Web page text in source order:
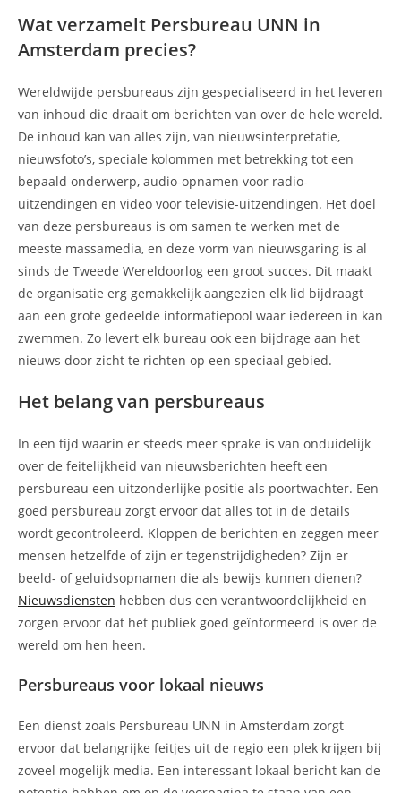
Wat verzamelt Persbureau UNN in
Amsterdam precies?
Wereldwijde persbureaus zijn gespecialiseerd in het leveren
van inhoud die draait om berichten van over de hele wereld.
De inhoud kan van alles zijn, van nieuwsinterpretatie,
nieuwsfoto’s, speciale kolommen met betrekking tot een
bepaald onderwerp, audio-opnamen voor radio-
uitzendingen en video voor televisie-uitzendingen. Het doel
van deze persbureaus is om samen te werken met de
meeste massamedia, en deze vorm van nieuwsgaring is al
sinds de Tweede Wereldoorlog een groot succes. Dit maakt
de organisatie erg gemakkelijk aangezien elk lid bijdraagt
aan een grote gedeelde informatiepool waar iedereen in kan
zwemmen. Zo levert elk bureau ook een bijdrage aan het
nieuws door zicht te richten op een speciaal gebied.
Het belang van persbureaus
In een tijd waarin er steeds meer sprake is van onduidelijk
over de feitelijkheid van nieuwsberichten heeft een
persbureau een uitzonderlijke positie als poortwachter. Een
goed persbureau zorgt ervoor dat alles tot in de details
wordt gecontroleerd. Kloppen de berichten en zeggen meer
mensen hetzelfde of zijn er tegenstrijdigheden? Zijn er
beeld- of geluidsopnamen die als bewijs kunnen dienen?
Nieuwsdiensten hebben dus een verantwoordelijkheid en
zorgen ervoor dat het publiek goed geïnformeerd is over de
wereld om hen heen.
Persbureaus voor lokaal nieuws
Een dienst zoals Persbureau UNN in Amsterdam zorgt
ervoor dat belangrijke feitjes uit de regio een plek krijgen bij
zoveel mogelijk media. Een interessant lokaal bericht kan de